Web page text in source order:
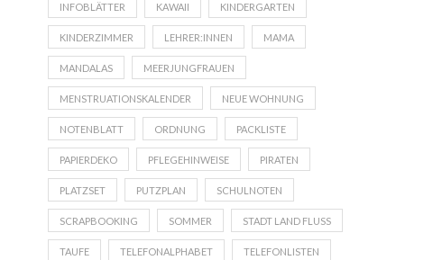
INFOBLÄTTER KAWAII KINDERGARTEN
KINDERZIMMER LEHRER:INNEN MAMA
MANDALAS MEERJUNGFRAUEN
MENSTRUATIONSKALENDER NEUE WOHNUNG
NOTENBLATT ORDNUNG PACKLISTE
PAPIERDEKO PFLEGEHINWEISE PIRATEN
PLATZSET PUTZPLAN SCHULNOTEN
SCRAPBOOKING SOMMER STADT LAND FLUSS
TAUFE TELEFONALPHABET TELEFONLISTEN